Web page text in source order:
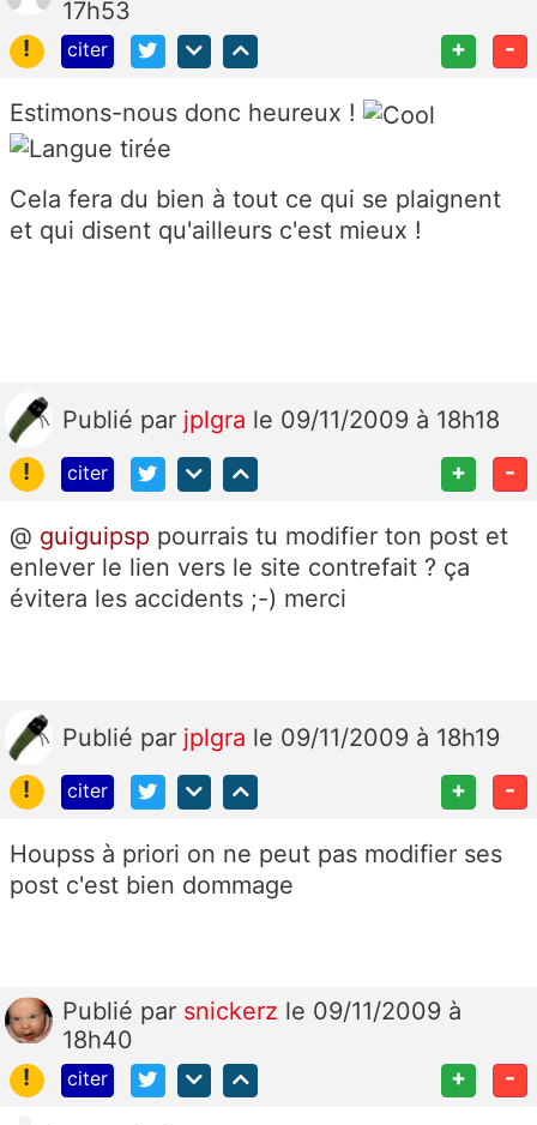
17h53
!
citer + -
Estimons-nous donc heureux !
Cela fera du bien à tout ce qui se plaignent
et qui disent qu'ailleurs c'est mieux !
Publié par jplgra le 09/11/2009 à 18h18
!
citer + -
@ guiguipsp pourrais tu modifier ton post et
enlever le lien vers le site contrefait ? ça
évitera les accidents ;-) merci
Publié par jplgra le 09/11/2009 à 18h19
!
citer + -
Houpss à priori on ne peut pas modifier ses
post c'est bien dommage
Publié par snickerz le 09/11/2009 à
18h40
!
citer + -